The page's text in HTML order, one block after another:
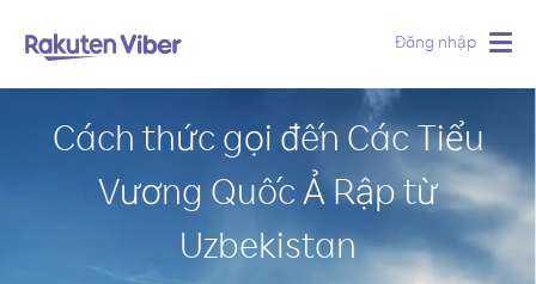
Đăng nhập
Cách thức gọi đến Các Tiểu
Vương Quốc Ả Rập từ
Uzbekistan